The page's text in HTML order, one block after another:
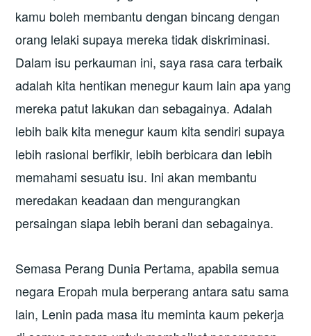
kamu boleh membantu dengan bincang dengan
orang lelaki supaya mereka tidak diskriminasi.
Dalam isu perkauman ini, saya rasa cara terbaik
adalah kita hentikan menegur kaum lain apa yang
mereka patut lakukan dan sebagainya. Adalah
lebih baik kita menegur kaum kita sendiri supaya
lebih rasional berfikir, lebih berbicara dan lebih
memahami sesuatu isu. Ini akan membantu
meredakan keadaan dan mengurangkan
persaingan siapa lebih berani dan sebagainya.
Semasa Perang Dunia Pertama, apabila semua
negara Eropah mula berperang antara satu sama
lain, Lenin pada masa itu meminta kaum pekerja